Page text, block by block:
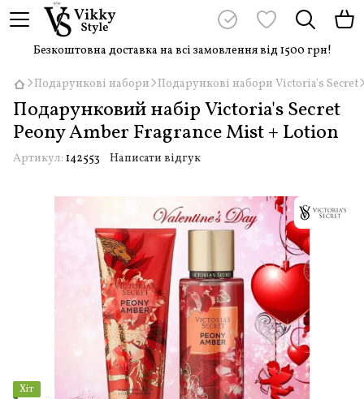
Безкоштовна доставка на всі замовлення від 1500 грн!
Подарункові набори Подарункові набори Victoria's Secret
Подарунковий набір Victoria's Secret
Peony Amber Fragrance Mist + Lotion
Артикул: 142553 Написати відгук
Хіт